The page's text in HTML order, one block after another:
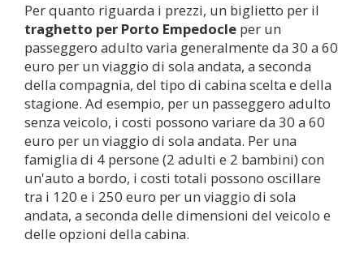
Per quanto riguarda i prezzi, un biglietto per il
traghetto per Porto Empedocle per un
passeggero adulto varia generalmente da 30 a 60
euro per un viaggio di sola andata, a seconda
della compagnia, del tipo di cabina scelta e della
stagione. Ad esempio, per un passeggero adulto
senza veicolo, i costi possono variare da 30 a 60
euro per un viaggio di sola andata. Per una
famiglia di 4 persone (2 adulti e 2 bambini) con
un'auto a bordo, i costi totali possono oscillare
tra i 120 e i 250 euro per un viaggio di sola
andata, a seconda delle dimensioni del veicolo e
delle opzioni della cabina.